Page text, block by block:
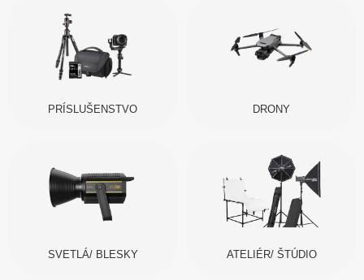
PRÍSLUŠENSTVO DRONY
SVETLÁ/ BLESKY ATELIÉR/ ŠTÚDIO